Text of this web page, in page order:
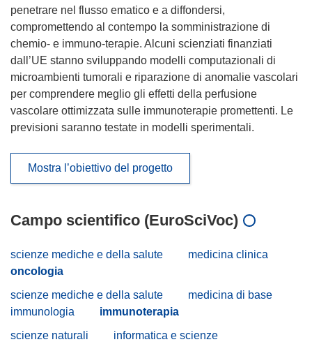
penetrare nel flusso ematico e a diffondersi,
compromettendo al contempo la somministrazione di
chemio- e immuno-terapie. Alcuni scienziati finanziati
dall’UE stanno sviluppando modelli computazionali di
microambienti tumorali e riparazione di anomalie vascolari
per comprendere meglio gli effetti della perfusione
vascolare ottimizzata sulle immunoterapie promettenti. Le
previsioni saranno testate in modelli sperimentali.
Mostra l’obiettivo del progetto
Campo scientifico (EuroSciVoc)
scienze mediche e della salute
medicina clinica
oncologia
scienze mediche e della salute
medicina di base
immunologia
immunoterapia
scienze naturali
informatica e scienze